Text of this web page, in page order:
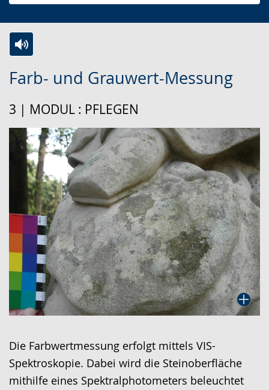
Farb- und Grauwert-Messung
3 | MODUL : PFLEGEN
Die Farbwertmessung erfolgt mittels VIS-
Spektroskopie. Dabei wird die Steinoberfläche
mithilfe eines Spektralphotometers beleuchtet
Leichten
wechseln.
Audio-
Video
Deutscher
Gebärdensprache
wird
angezeigt.